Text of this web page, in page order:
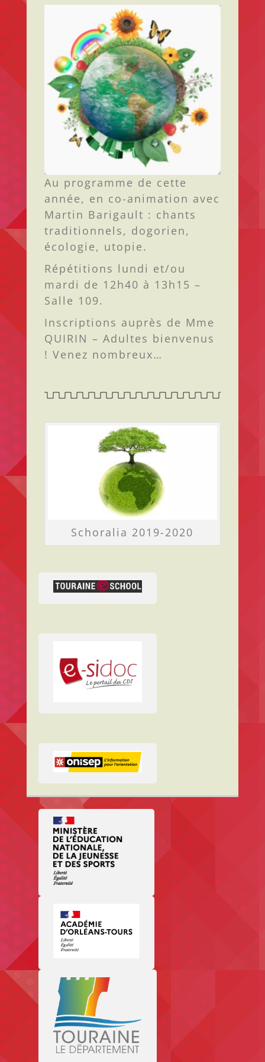
Au programme de cette
année, en co-animation avec
Martin Barigault : chants
traditionnels, dogorien,
écologie, utopie.
Répétitions lundi et/ou
mardi de 12h40 à 13h15 –
Salle 109.​
Inscriptions auprès de Mme
QUIRIN – Adultes bienvenus
! Venez nombreux…
Schoralia 2019-2020